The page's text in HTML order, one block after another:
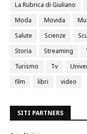
La Rubrica di Giuliano
Moda
Movida
Salute
Scienze
Storia
Streaming
Turismo
Tv
film
libri video
SITI PARTNERS